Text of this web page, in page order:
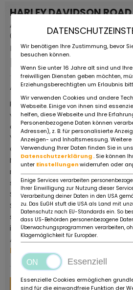
HARLEY DAVIDSON
ANNIVERSARY
0 KM
Dauerinserat
Preis auf Anfrage
Anbieter
Ruote da Sogno, ist ein
von Oldtimern und Oldtimer-
außergewöhnliche Gebiet des
Valley besuchen. Der große
Quadratmetern beherbergt eine
Motorrädern aller Epochen und
restauriert und fahrbereit, vor
sowie eine wichtige Auswahl von
Supercar- und YoungTimer-
Sogno ist kein Museum oder eine
sondern ein kommerzieller
ist, die Wünsche von Sammlern
Autos und Motorrädern jeden
Mehr von diesem Händler
Nachricht
Wir benötigen Ihre Zustimmung, bevor
besuchen können.
Wenn Sie unter 16 Jahre alt sind und
freiwilligen Diensten geben möchten,
Erziehungsberechtigten um Erlaubnis
Wir verwenden Cookies und andere
Webseite. Einige von ihnen sind
helfen, diese Webseite und Ihre
Personenbezogene Daten können
Adressen), z. B. für personalisierte
Anzeigen- und Inhaltsmessung.
Verwendung Ihrer Daten finden Sie in
Datenschutzerklärung. Sie können
unter Einstellungenwiderrufen oder
Einige Services verarbeiten
Ihrer Einwilligung zur Nutzung dieser
Verarbeitung deiner Daten in den USA
zu. Das EuGH stuft die USA als Land mit
Datenschutz nach EU-Standards ein. So
dass US-Behörden personenbezogene
Überwachungsprogrammen verarbeiten,
Klagemöglichkeit für Europäer.
Essenziell
Essenzielle Cookies ermöglichen
sind für die einwandfreie Funktion der